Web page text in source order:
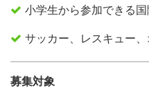
小学生から参加できる
サッカー、レスキュー
募集対象